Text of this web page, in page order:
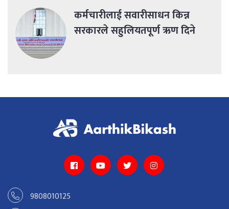
कर्मचारीलाई सवारीसाधन किन्न
सरकारले सहुलियतपूर्ण ऋण दिने
9808010125